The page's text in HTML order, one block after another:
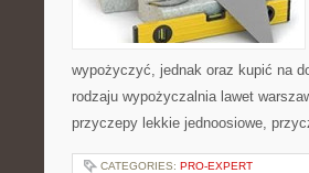
wypożyczyć, jednak oraz kupić na
rodzaju wypożyczalnia lawet
przyczepy lekkie jednoosiowe,
CATEGORIES: PRO-EXPERT